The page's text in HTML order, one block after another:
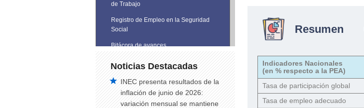
de Trabajo
Registro de Empleo en la Seguridad
Social
Bitácora de avances
Noticias Destacadas
INEC presenta resultados de la
inflación de junio de 2026:
variación mensual se mantiene
Resumen
Indicadores Nacionales
(en % respecto a la PEA)
Tasa de participación global
Tasa de empleo adecuado